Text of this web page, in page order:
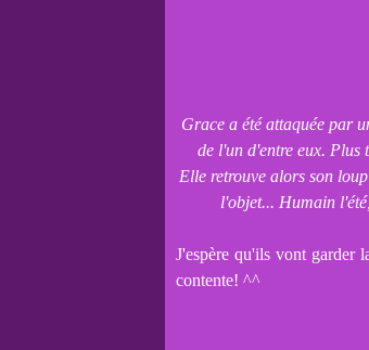
Grace a été attaquée par
de l'un d'entre eux. Plus
Elle retrouve alors son
l'objet... Humain
J'espère qu'ils vont garder
contente! ^^